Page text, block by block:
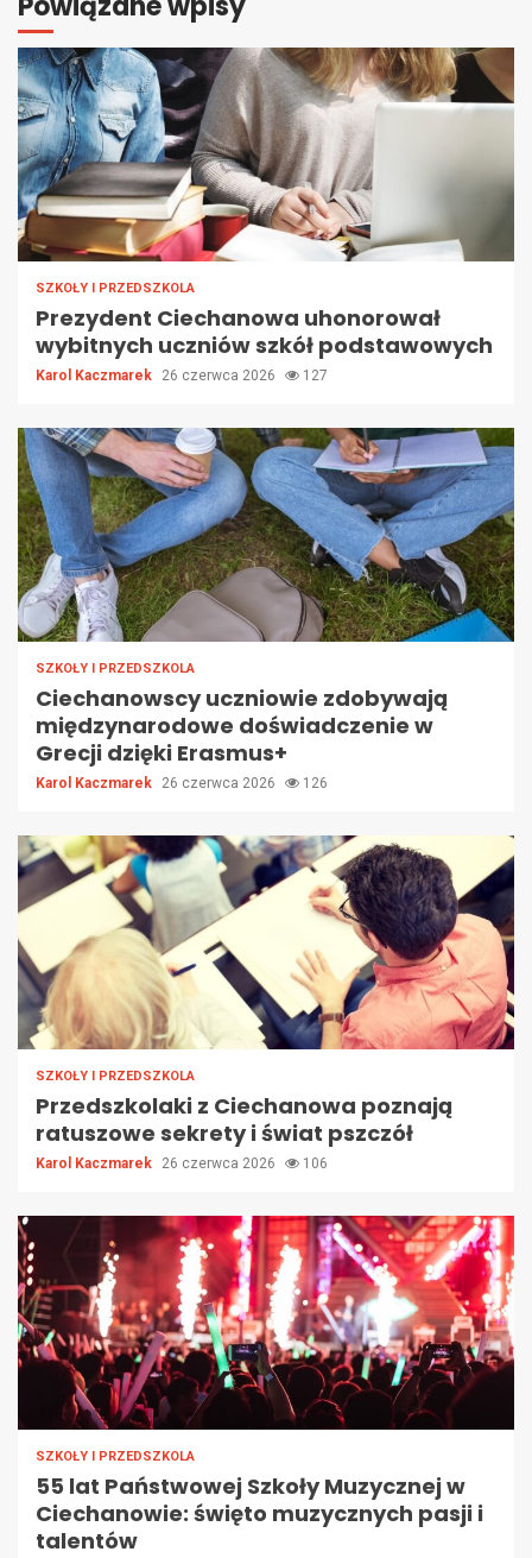
SZKOŁY I PRZEDSZKOLA
Prezydent Ciechanowa uhonorował
wybitnych uczniów szkół podstawowych
Karol Kaczmarek 26 czerwca 2026 127
SZKOŁY I PRZEDSZKOLA
Ciechanowscy uczniowie zdobywają
międzynarodowe doświadczenie w
Grecji dzięki Erasmus+
Karol Kaczmarek 26 czerwca 2026 126
SZKOŁY I PRZEDSZKOLA
Przedszkolaki z Ciechanowa poznają
ratuszowe sekrety i świat pszczół
Karol Kaczmarek 26 czerwca 2026 106
SZKOŁY I PRZEDSZKOLA
55 lat Państwowej Szkoły Muzycznej w
Ciechanowie: święto muzycznych pasji i
talentów